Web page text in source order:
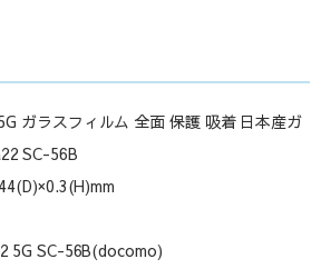
ガラスフィルム 全面 保護 吸着 日本産ガ
SC-56B
5G SC-56B(docomo)